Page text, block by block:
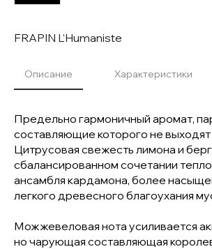
FRAPIN L’Humaniste
Описание Характеристики
Предельно гармоничный аромат,
составляющие которого не выходят
Цитрусовая свежесть лимона и
сбалансированном сочетании
ансамбля кардамона, более
легкого древесного благоухания
Можжевеловая нота усиливается
но чарующая составляющая